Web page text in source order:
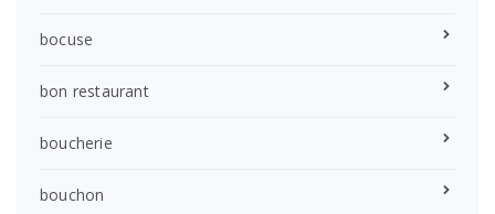
bocuse
bon restaurant
boucherie
bouchon